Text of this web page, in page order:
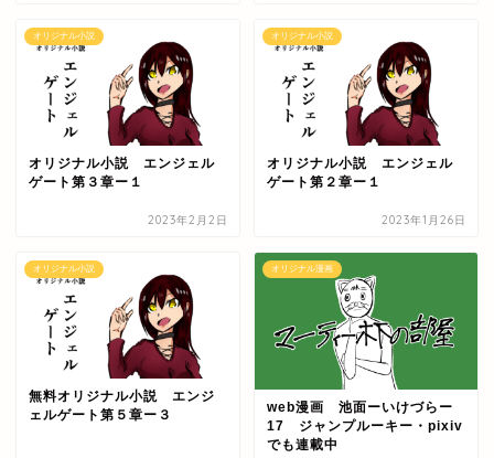
オリジナル小説
オリジナル小説 エンジェル
ゲート第３章ー１
2023年2月2日
オリジナル小説
オリジナル小説 エンジェル
ゲート第２章ー１
2023年1月26日
オリジナル小説
無料オリジナル小説 エンジ
ェルゲート第５章ー３
オリジナル漫画
web漫画 池面ーいけづらー
17 ジャンプルーキー・pixiv
でも連載中